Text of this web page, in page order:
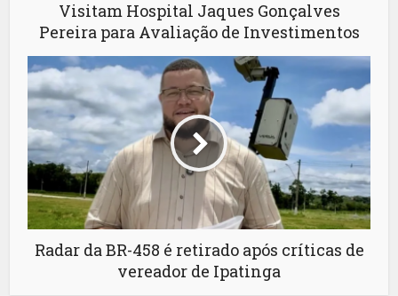
Visitam Hospital Jaques Gonçalves
Pereira para Avaliação de Investimentos
Radar da BR-458 é retirado após críticas de
vereador de Ipatinga